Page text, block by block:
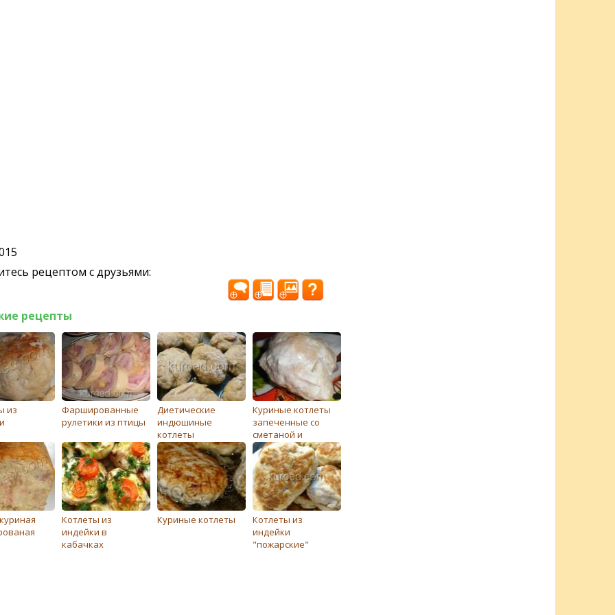
рецептом с друзьями:
рецепты
из
Фаршированные
рулетики из птицы
Диетические
индюшиные
котлеты
Куриные котлеты
запеченные со
сметаной и
картофелем
Котлеты из
индейки в
кабачках
Куриные котлеты
Котлеты из
индейки
"пожарские"